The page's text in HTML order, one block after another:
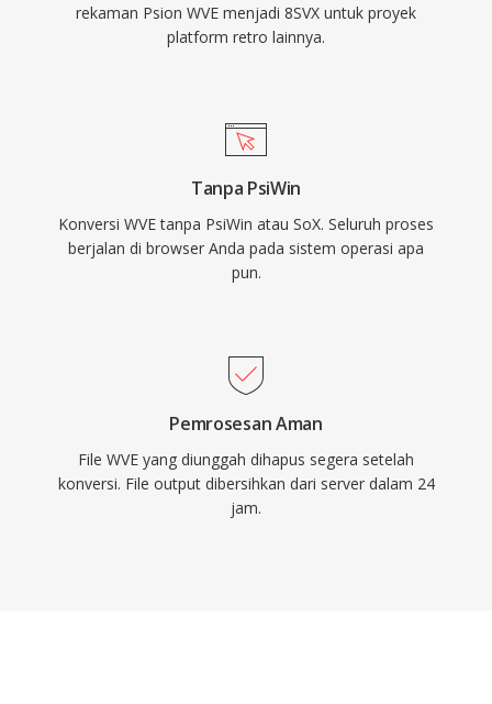
rekaman Psion WVE menjadi 8SVX untuk proyek
platform retro lainnya.
Tanpa PsiWin
Konversi WVE tanpa PsiWin atau SoX. Seluruh proses
berjalan di browser Anda pada sistem operasi apa
pun.
Pemrosesan Aman
File WVE yang diunggah dihapus segera setelah
konversi. File output dibersihkan dari server dalam 24
jam.